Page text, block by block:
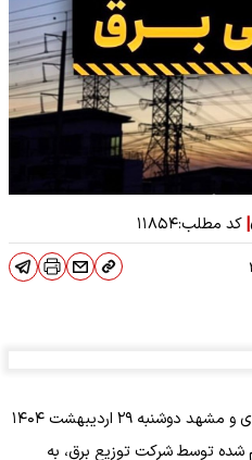
| کد مطلب:۱۱۸۵۴
استان خراسان رضوی و مشهد دوشنبه ۲۹ اردیبهشت ۱۴۰۴
شده توسط شرکت توزیع برق، به